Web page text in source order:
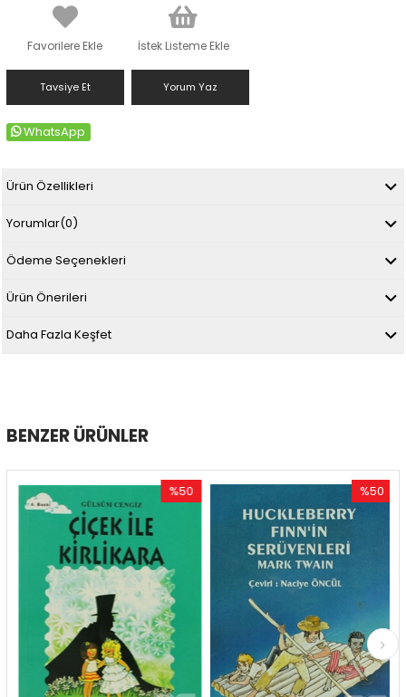
Favorilere Ekle İstek Listeme Ekle
Tavsiye Et Yorum Yaz
WhatsApp
Ürün Özellikleri
Yorumlar(0)
Ödeme Seçenekleri
Ürün Önerileri
Daha Fazla Keşfet
BENZER ÜRÜNLER
İndirim
%50İndirim
İndirim
%50İndirim